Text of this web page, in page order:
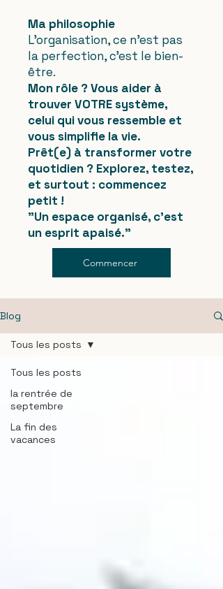
Ma philosophie
L'organisation, ce n'est pas
la perfection, c'est le bien-
être.
Mon rôle ? Vous aider à
trouver VOTRE système,
celui qui vous ressemble et
vous simplifie la vie.
Prêt(e) à transformer votre
quotidien ? Explorez, testez,
et surtout : commencez
petit !
"Un espace organisé, c'est
un esprit apaisé."
Commencer
Blog
Tous les posts
la rentrée de
septembre
La fin des
vacances
Tous les posts